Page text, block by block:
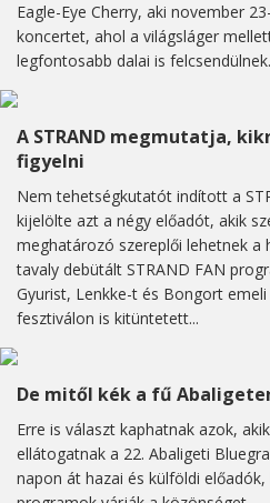
Eagle-Eye Cherry, aki november
koncertet, ahol a világsláger
legfontosabb dalai is felcsendülnek.
A STRAND megmutatja,
figyelni
Nem tehetségkutatót indított a
kijelölte azt a négy előadót, akik
meghatározó szereplői lehetnek a
tavaly debütált STRAND FAN
Gyurist, Lenkke-t és Bongort
fesztiválon is kitüntetett...
De mitől kék a fű
Erre is választ kaphatnak azok,
ellátogatnak a 22. Abaligeti
napon át hazai és külföldi